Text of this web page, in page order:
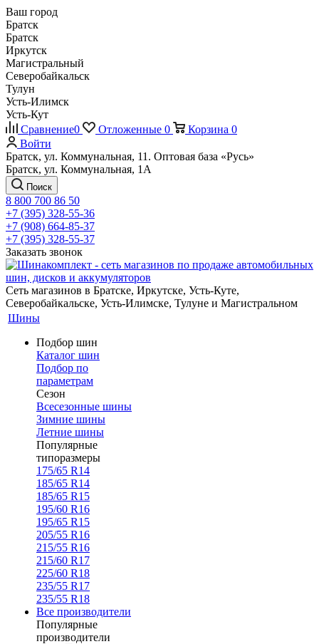
Ваш город
Братск
Братск
Иркутск
Магистральный
Северобайкальск
Тулун
Усть-Илимск
Усть-Кут
Сравнение0 Отложенные 0 Корзина 0
Войти
Братск, ул. Коммунальная, 11. Оптовая база «Русь»
Братск, ул. Коммунальная, 1А
Поиск
8 800 700 86 50
+7 (395) 328-55-36
+7 (908) 664-85-37
+7 (395) 328-55-37
Заказать звонок
Сеть магазинов в Братске, Иркутске, Усть-Куте,
Северобайкальске, Усть-Илимске, Тулуне и Магистральном
Шины
Подбор шин
Каталог шин
Подбор по
параметрам
Сезон
Всесезонные шины
Зимние шины
Летние шины
Популярные
типоразмеры
175/65 R14
185/65 R14
185/65 R15
195/60 R16
195/65 R15
205/55 R16
215/55 R16
215/60 R17
225/60 R18
235/55 R17
235/55 R18
Все производители
Популярные
производители